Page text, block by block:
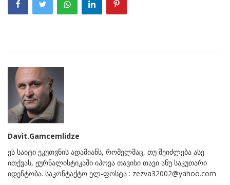
Davit.Gamcemlidze
ეს საიტი ეკუთვნის ადამიანს, რომელმაც, თუ შეიძლება ასე
ითქვას, ჟურნალისტიკაში იპოვა თავისი თავი ანუ საკუთარი
იდენტობა. საკონტაქტო ელ-ფოსტა : zezva32002@yahoo.com